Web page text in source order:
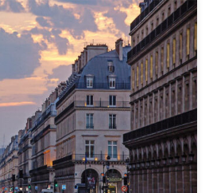
sa valeur multipliée par 3 depuis l’an
meilleurs investissements sur les 2
que l’on ne puisse pas anticiper
est de constater que l’immobilier
atouts qui pourraient soutenir […]